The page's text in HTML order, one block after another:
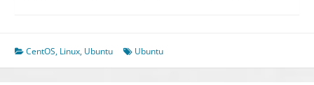
CentOS, Linux, Ubuntu Ubuntu